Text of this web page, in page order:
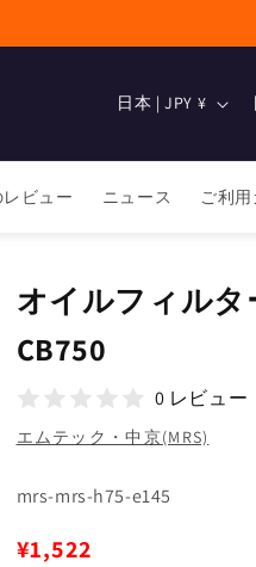
国
地
域
日本 | JPY ¥
ビュー ニュース ご利用
オイルフィル
CB750
0 レビュー
エムテック・中京(MRS)
SKU:
mrs-mrs-h75-e145
通
¥1,522